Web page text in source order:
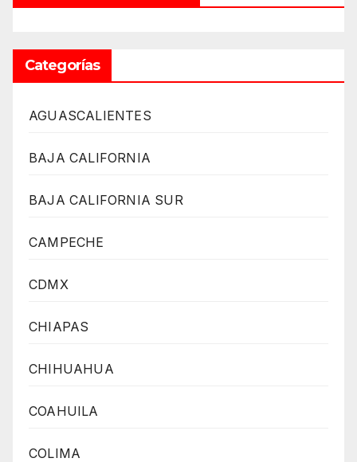
Categorías
AGUASCALIENTES
BAJA CALIFORNIA
BAJA CALIFORNIA SUR
CAMPECHE
CDMX
CHIAPAS
CHIHUAHUA
COAHUILA
COLIMA